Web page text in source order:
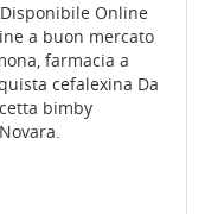
Online
a buon mercato
farmacia a
cefalexina Da
bimby